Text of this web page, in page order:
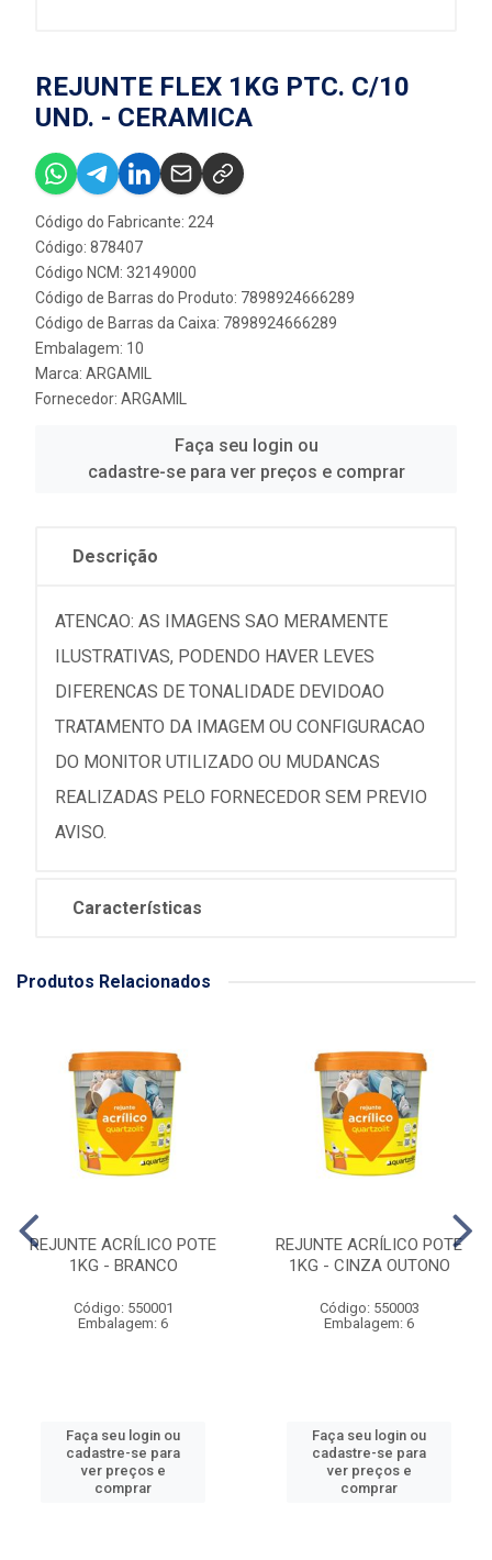
REJUNTE FLEX 1KG PTC. C/10
UND. - CERAMICA
Código do Fabricante: 224
Código: 878407
Código NCM: 32149000
Código de Barras do Produto: 7898924666289
Código de Barras da Caixa: 7898924666289
Embalagem: 10
Marca: ARGAMIL
Fornecedor: ARGAMIL
Faça seu login ou
cadastre-se para ver preços e comprar
Descrição
ATENCAO: AS IMAGENS SAO MERAMENTE
ILUSTRATIVAS, PODENDO HAVER LEVES
DIFERENCAS DE TONALIDADE DEVIDOAO
TRATAMENTO DA IMAGEM OU CONFIGURACAO
DO MONITOR UTILIZADO OU MUDANCAS
REALIZADAS PELO FORNECEDOR SEM PREVIO
AVISO.
Características
Produtos Relacionados
REJUNTE ACRÍLICO POTE
1KG - BRANCO
Código: 550001
Embalagem: 6
Faça seu login ou
cadastre-se para
ver preços e
comprar
REJUNTE ACRÍLICO POTE
1KG - CINZA OUTONO
Código: 550003
Embalagem: 6
Faça seu login ou
cadastre-se para
ver preços e
comprar